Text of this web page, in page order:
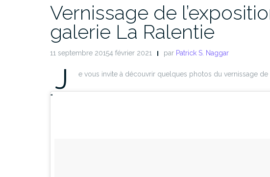
Vernissage de
galerie La Ralentie
11 septembre 20154 février 2021 par Patrick S. Naggar
J e vous invite à découvrir quelques photos du vernissage de